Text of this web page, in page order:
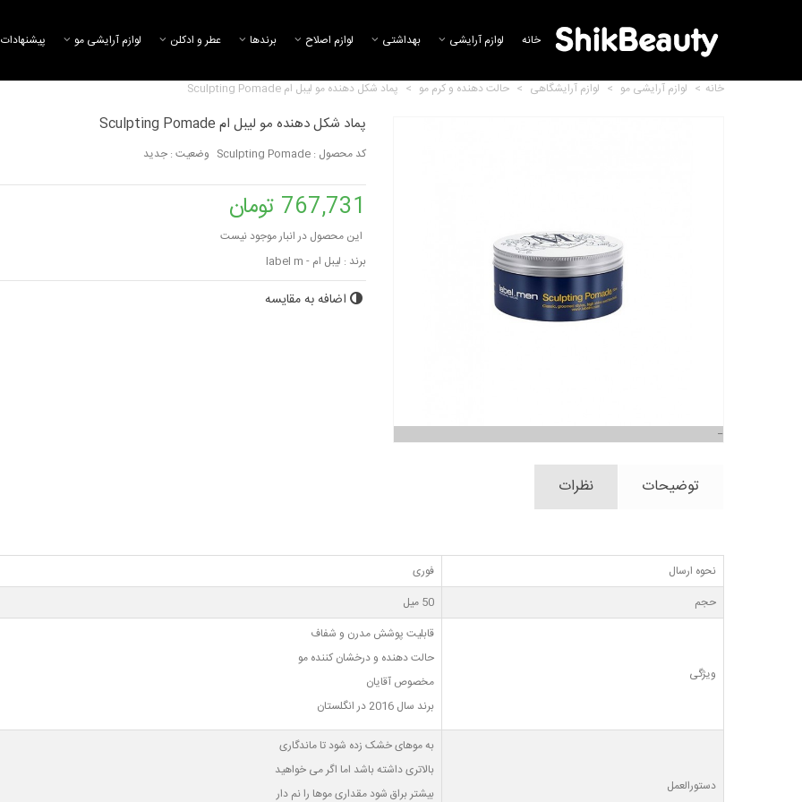
خانه لوازم آرایشی بهداشتی لوازم اصلاح برند‌ها عطر و ادکلن لوازم آرایشی مو
خانه > لوازم آرایشی مو > لوازم آرایشگاهی > حالت دهنده و کرم مو > پماد شکل دهنده مو لیبل ام Sculpting Pomade
پماد شکل دهنده مو لیبل ام Sculpting Pomade
کد محصول : Sculpting Pomade وضعیت : جدید
767,731 تومان
این محصول در انبار موجود نیست
برند : لیبل ام - label m
اضافه به مقایسه
توضیحات نظرات
نحوه ارسال
فوری
حجم
50 میل
ویژگی
قابلیت پوشش مدرن و شفاف
حالت دهنده و درخشان کننده مو
مخصوص آقایان
برند سال 2016 در انگلستان
دستورالعمل
به موهای خشک زده شود تا ماندگاری
بالاتری داشته باشد اما اگر می خواهید
بیشتر براق شود مقداری موها را نم دار